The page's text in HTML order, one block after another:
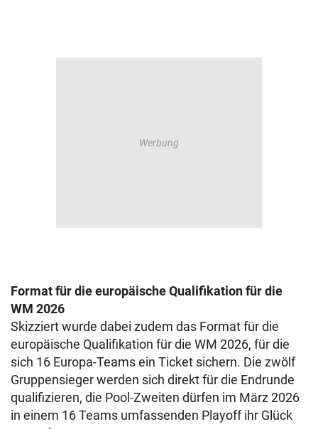
Format für die europäische Qualifikation für die
WM 2026
Skizziert wurde dabei zudem das Format für die
europäische Qualifikation für die WM 2026, für die
sich 16 Europa-Teams ein Ticket sichern. Die zwölf
Gruppensieger werden sich direkt für die Endrunde
qualifizieren, die Pool-Zweiten dürfen im März 2026
in einem 16 Teams umfassenden Playoff ihr Glück